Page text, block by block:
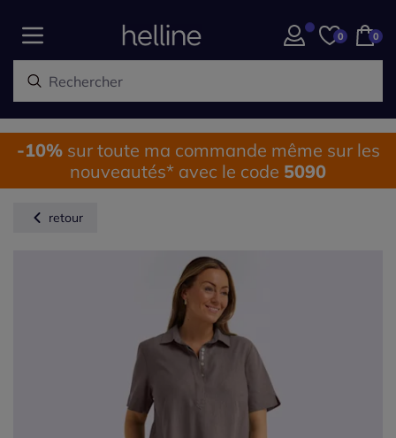
0 0
-10%sur toute ma commande même sur les
nouveautés* avec le code 5090
retour